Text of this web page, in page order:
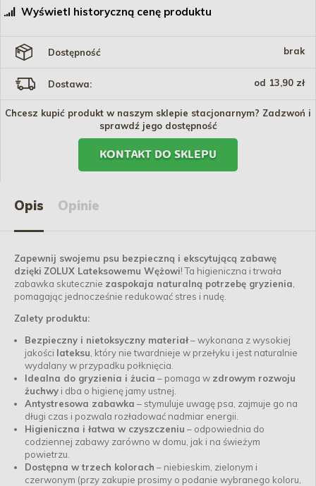
Wyświetl historyczną cenę produktu
Dostępność brak
Dostawa: od 13,90 zł
Chcesz kupić produkt w naszym sklepie stacjonarnym? Zadzwoń i
sprawdź jego dostępność
KONTAKT DO SKLEPU
Opis Opinie
Zapewnij swojemu psu bezpieczną i ekscytującą zabawę
dzięki ZOLUX Lateksowemu Wężowi! Ta higieniczna i trwała
zabawka skutecznie zaspokaja naturalną potrzebę gryzienia
pomagając jednocześnie redukować stres i nudę.
Zalety produktu:
Bezpieczny i nietoksyczny materiał– wykonana z wysokiej
jakości lateksu , który nie twardnieje w przełyku i jest naturalnie
wydalany w przypadku połknięcia.
Idealna do gryzienia i żucia – pomaga w zdrowym rozwoju
żuchwy i dba o higienę jamy ustnej.
Antystresowa zabawka – stymuluje uwagę psa, zajmuje go na
długi czas i pozwala rozładować nadmiar energii.
Higieniczna i łatwa w czyszczeniu – odpowiednia do
codziennej zabawy zarówno w domu, jak i na świeżym
powietrzu.
Dostępna w trzech kolorach – niebieskim, zielonym i
czerwonym (przy zakupie prosimy o podanie wybranego koloru,